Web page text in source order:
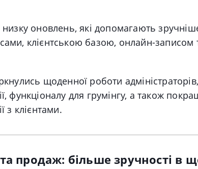
оновлень, які допомагають
клієнтською базою, онлайн-записом
щоденної роботи
функціоналу для грумінгу, а також
з клієнтами.
продаж: більше зручності в